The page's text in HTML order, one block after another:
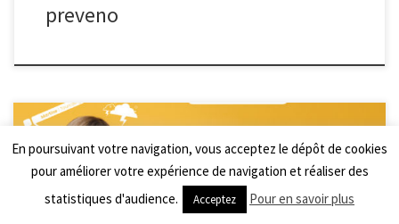
preveno
Changement d’emploi, départ à la retraite, difficulté de
recrutement… Dans une entreprise, fidéliser ses salariés et attirer
de nouvelles recrues sont parfois de véritables défis ! Aujourd’hui,
En poursuivant votre navigation, vous acceptez le dépôt de cookies
pour améliorer votre expérience de navigation et réaliser des
statistiques d'audience.
Acceptez Pour en savoir plus